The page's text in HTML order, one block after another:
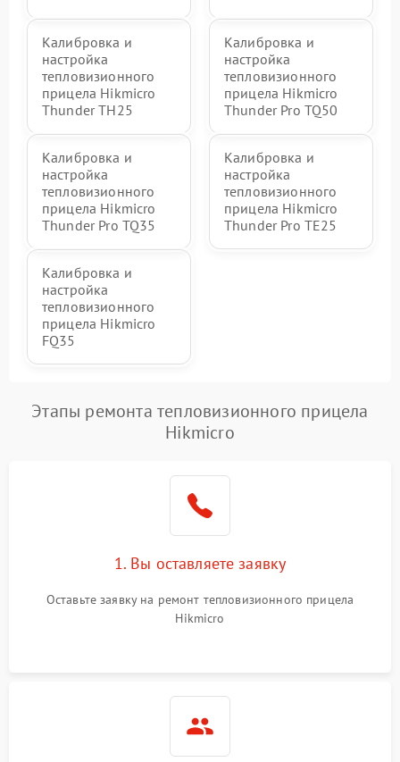
Калибровка и
настройка
тепловизионного
прицела Hikmicro
Thunder TH25
Калибровка и
настройка
тепловизионного
прицела Hikmicro
Thunder Pro TQ50
Калибровка и
настройка
тепловизионного
прицела Hikmicro
Thunder Pro TQ35
Калибровка и
настройка
тепловизионного
прицела Hikmicro
Thunder Pro TE25
Калибровка и
настройка
тепловизионного
прицела Hikmicro
FQ35
Этапы ремонта тепловизионного прицела
Hikmicro
1. Вы оставляете заявку
Оставьте заявку на ремонт тепловизионного прицела
Hikmicro